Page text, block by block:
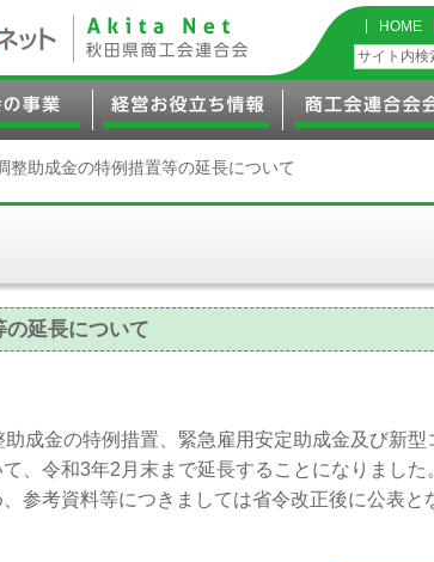
HOME
整助成金の特例措置等の延長について
延長について
成金の特例措置、緊急雇用安定助成金及び新型
、令和3年2月末まで延長することになりました
参考資料等につきましては省令改正後に公表と